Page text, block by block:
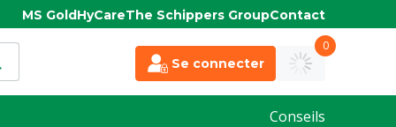
MS GoldHyCareThe Schippers GroupContact
Se connecter
0
Conseils